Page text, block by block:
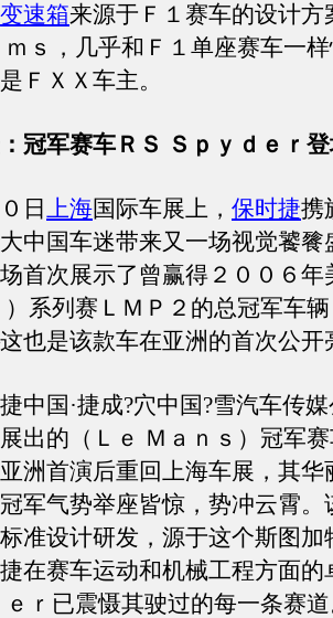
变速箱来源于Ｆ１赛车的设计方
ｓ，几乎和Ｆ１单座赛车一
ＦＸＸ车主。
冠军赛车ＲＳ Ｓｐｙｄｅｒ
日 上海国际车展上， 保时捷携
中国车迷带来又一场视觉饕餮
首次展示了曾赢得２００６年
）系列赛ＬＭＰ２的总冠军车
也是该款车在亚洲的首次公开
国·捷成?穴中国?雪汽车传媒
出的（Ｌｅ Ｍａｎｓ）冠军
洲首演后重回上海车展，其
军气势举座皆惊，势冲云霄。
准设计研发，源于这个斯图加
赛车运动和机械工程方面的
ｅｒ已震慑其驶过的每一条赛